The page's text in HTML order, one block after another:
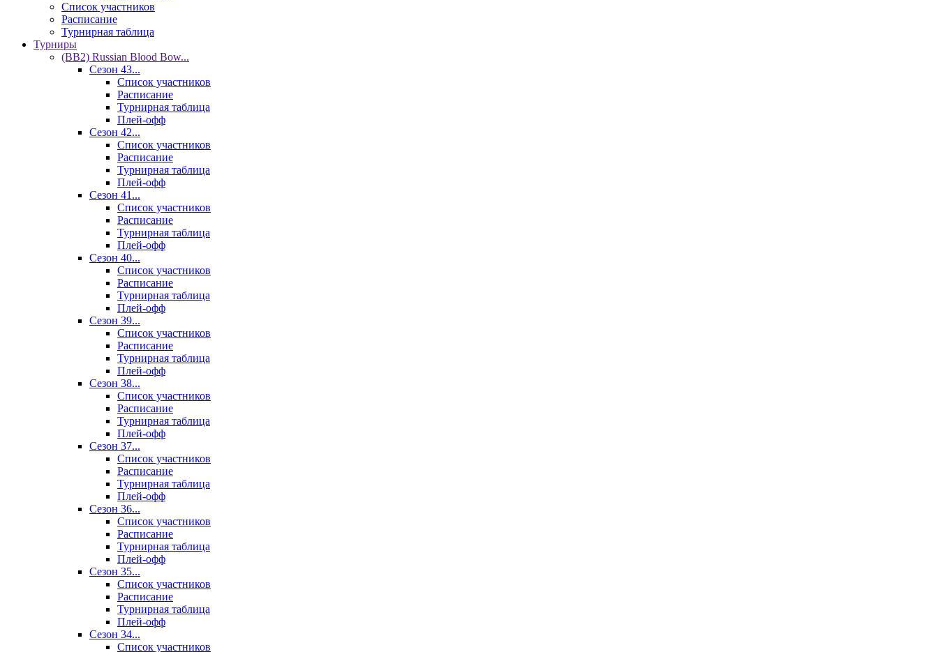
Список участников
Расписание
Турнирная таблица
Турниры
(BB2) Russian Blood Bow...
Сезон 43...
Список участников
Расписание
Турнирная таблица
Плей-офф
Сезон 42...
Список участников
Расписание
Турнирная таблица
Плей-офф
Сезон 41...
Список участников
Расписание
Турнирная таблица
Плей-офф
Сезон 40...
Список участников
Расписание
Турнирная таблица
Плей-офф
Сезон 39...
Список участников
Расписание
Турнирная таблица
Плей-офф
Сезон 38...
Список участников
Расписание
Турнирная таблица
Плей-офф
Сезон 37...
Список участников
Расписание
Турнирная таблица
Плей-офф
Сезон 36...
Список участников
Расписание
Турнирная таблица
Плей-офф
Сезон 35...
Список участников
Расписание
Турнирная таблица
Плей-офф
Сезон 34...
Список участников